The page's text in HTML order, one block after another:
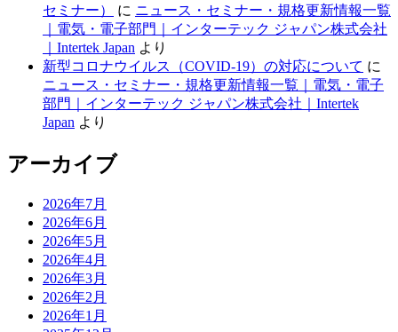
セミナー）
に ニュース・セミナー・規格更新情報一覧
｜電気・電子部門｜インターテック ジャパン株式会社
｜Intertek Japan より
新型コロナウイルス（COVID-19）の対応について に
ニュース・セミナー・規格更新情報一覧｜電気・電子
部門｜インターテック ジャパン株式会社｜Intertek
Japan より
アーカイブ
2026年7月
2026年6月
2026年5月
2026年4月
2026年3月
2026年2月
2026年1月